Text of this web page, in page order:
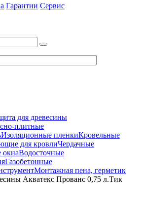
Гарантии Сервис
для древесины
плитные
Изоляционные пленкиКровельные
для кровлиЧердачные
окнаВодосточные
Газобетонные
Монтажная пена, герметик
Акватекс Прованс 0,75 л.Тик